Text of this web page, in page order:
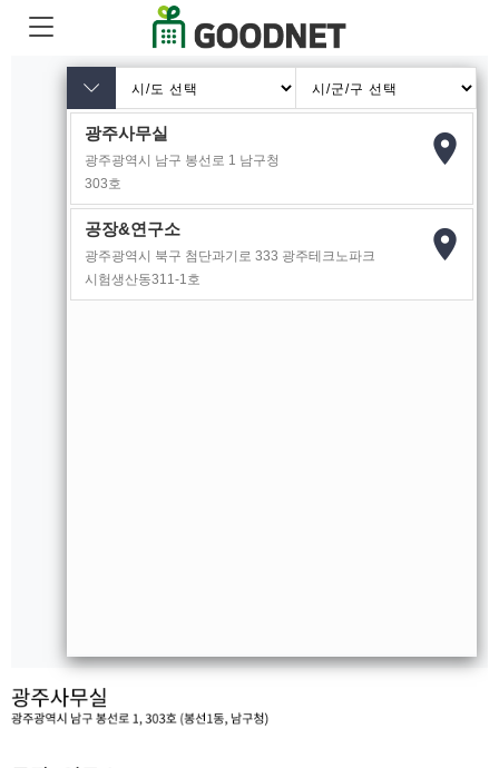
광주사무실
광주광역시 남구 봉선로 1 남구청
303호
place
공장&연구소
광주광역시 북구 첨단과기로 333 광주테크노파크
시험생산동311-1호
place